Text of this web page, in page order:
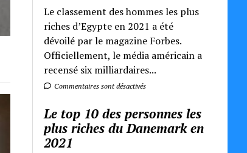
Le classement des hommes les plus
riches d’Egypte en 2021 a été
dévoilé par le magazine Forbes.
Officiellement, le média américain a
recensé six milliardaires...
Commentaires sont désactivés
Le top 10 des personnes les
plus riches du Danemark en
2021